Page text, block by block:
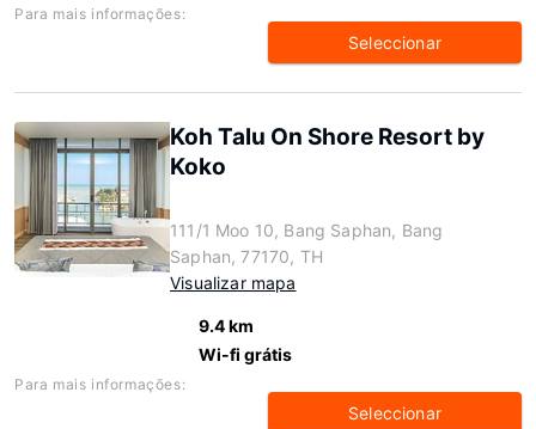
Para mais informações:
Seleccionar
Koh Talu On Shore Resort by
Koko
111/1 Moo 10, Bang Saphan, Bang
Saphan, 77170, TH
Visualizar mapa
9.4 km
Wi-fi grátis
Para mais informações:
Seleccionar